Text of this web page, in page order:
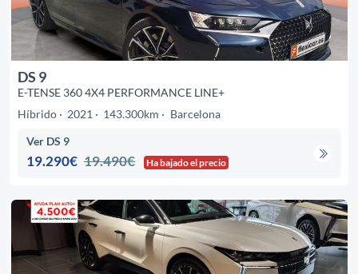
DS 9
E-TENSE 360 4X4 PERFORMANCE LINE+
Híbrido
2021 143.300km Barcelona
Ver DS 9
19.290€ 19.490€ Ha bajado el precio